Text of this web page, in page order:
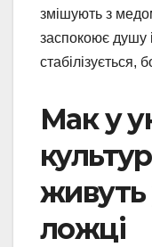
змішують з
заспокоює душу
стабілізується,
Мак у
живуть
ложці